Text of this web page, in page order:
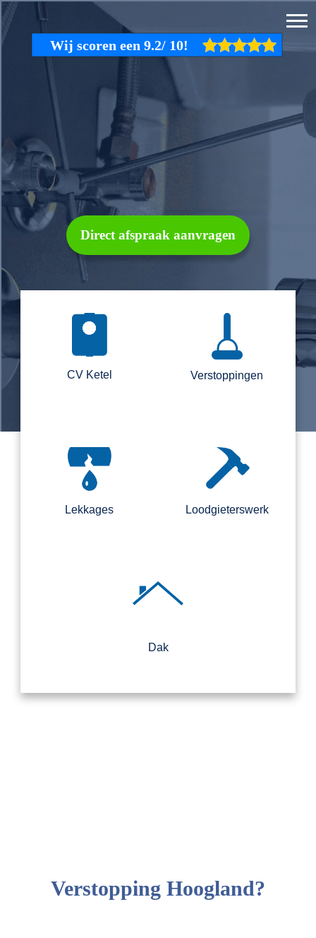
Direct afspraak aanvragen
CV Ketel Verstoppingen
Lekkages Loodgieterswerk
Dak
Verstopping Hoogland?